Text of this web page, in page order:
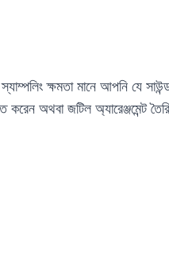
ক্ষমতা মানে আপনি যে
অথবা জটিল অ্যারেঞ্জমেন্ট